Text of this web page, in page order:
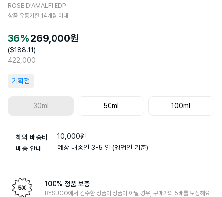
ROSE D'AMALFI EDP
상품 유통기한 14개월 이내
36%269,000원
($188.11)
422,000
기획전
30ml 50ml 100ml
해외 배송비
10,000원
배송 안내
예상 배송일 3-5 일 (영업일 기준)
100% 정품 보증
BYSUCO에서 검수한 상품이 정품이 아닐 경우, 구매가의 5배를 보상해요